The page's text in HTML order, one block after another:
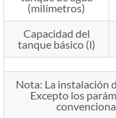
(milímetros)
Capacidad del
tanque básico (l)
Nota: La instalación
Excepto los